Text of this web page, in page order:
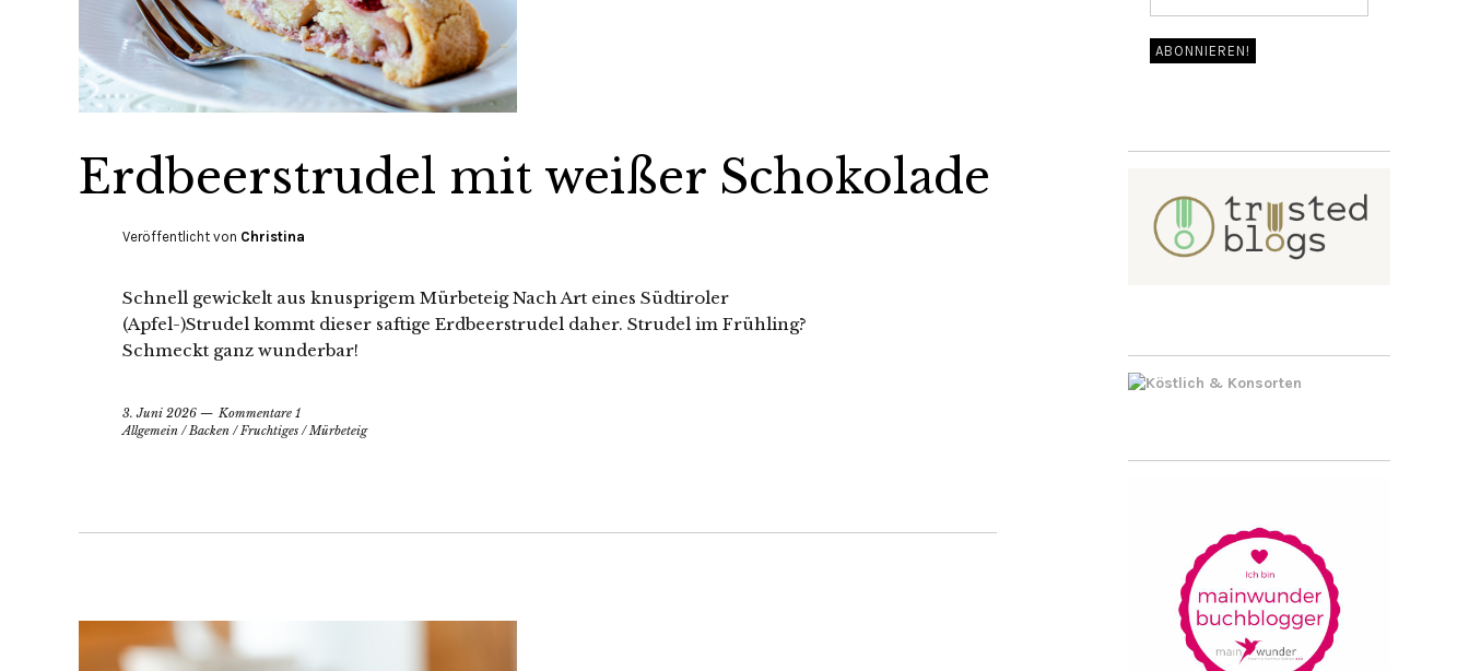
Erdbeerstrudel mit weißer Schokolade
Veröffentlicht von Christina
Schnell gewickelt aus knusprigem Mürbeteig Nach Art eines Südtiroler
(Apfel-)Strudel kommt dieser saftige Erdbeerstrudel daher. Strudel im Frühling?
Schmeckt ganz wunderbar!
3. Juni 2026
Kommentare 1
Allgemein /Backen /Fruchtiges /Mürbeteig